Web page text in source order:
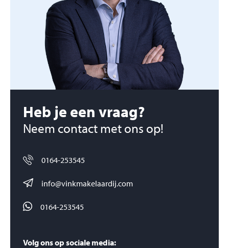
Heb je een vraag?
Neem contact met ons op!
0164-253545
info@vinkmakelaardij.com
0164-253545
Volg ons op sociale media: